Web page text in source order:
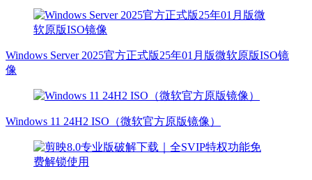
Windows Server 2025官方正式版25年01月版微软原版ISO镜
像
Windows 11 24H2 ISO（微软官方原版镜像）